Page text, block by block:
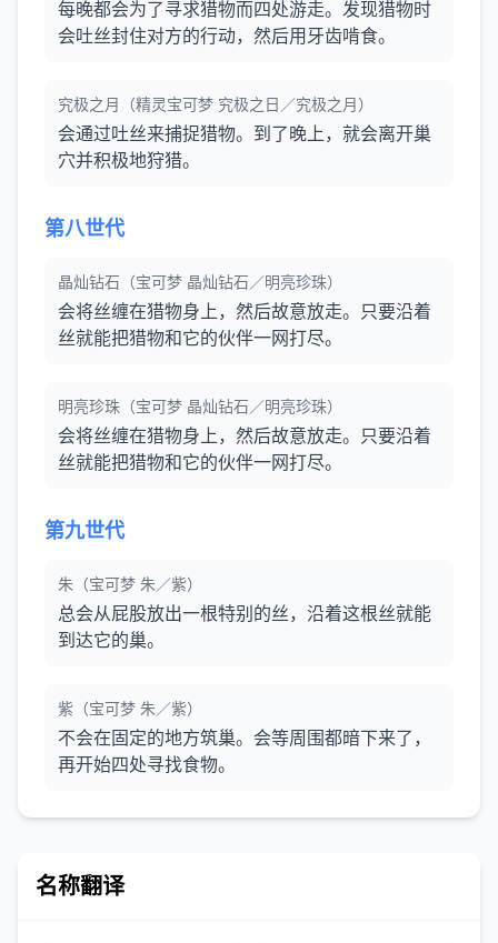
每晚都会为了寻求猎物而四处游走。发现猎物时
会吐丝封住对方的行动，然后用牙齿啃食。
究极之月（精灵宝可梦 究极之日／究极之月）
会通过吐丝来捕捉猎物。到了晚上，就会离开巢
穴并积极地狩猎。
第八世代
晶灿钻石（宝可梦 晶灿钻石／明亮珍珠）
会将丝缠在猎物身上，然后故意放走。只要沿着
丝就能把猎物和它的伙伴一网打尽。
明亮珍珠（宝可梦 晶灿钻石／明亮珍珠）
会将丝缠在猎物身上，然后故意放走。只要沿着
丝就能把猎物和它的伙伴一网打尽。
第九世代
朱（宝可梦 朱／紫）
总会从屁股放出一根特别的丝，沿着这根丝就能
到达它的巢。
紫（宝可梦 朱／紫）
不会在固定的地方筑巢。会等周围都暗下来了，
再开始四处寻找食物。
名称翻译